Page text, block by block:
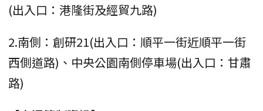
(出入口：港隆街及經貿九路)
2.南側：創研21(出入口：順平一街近順平一街
西側道路)、中央公園南側停車場(出入口：甘肅
路)